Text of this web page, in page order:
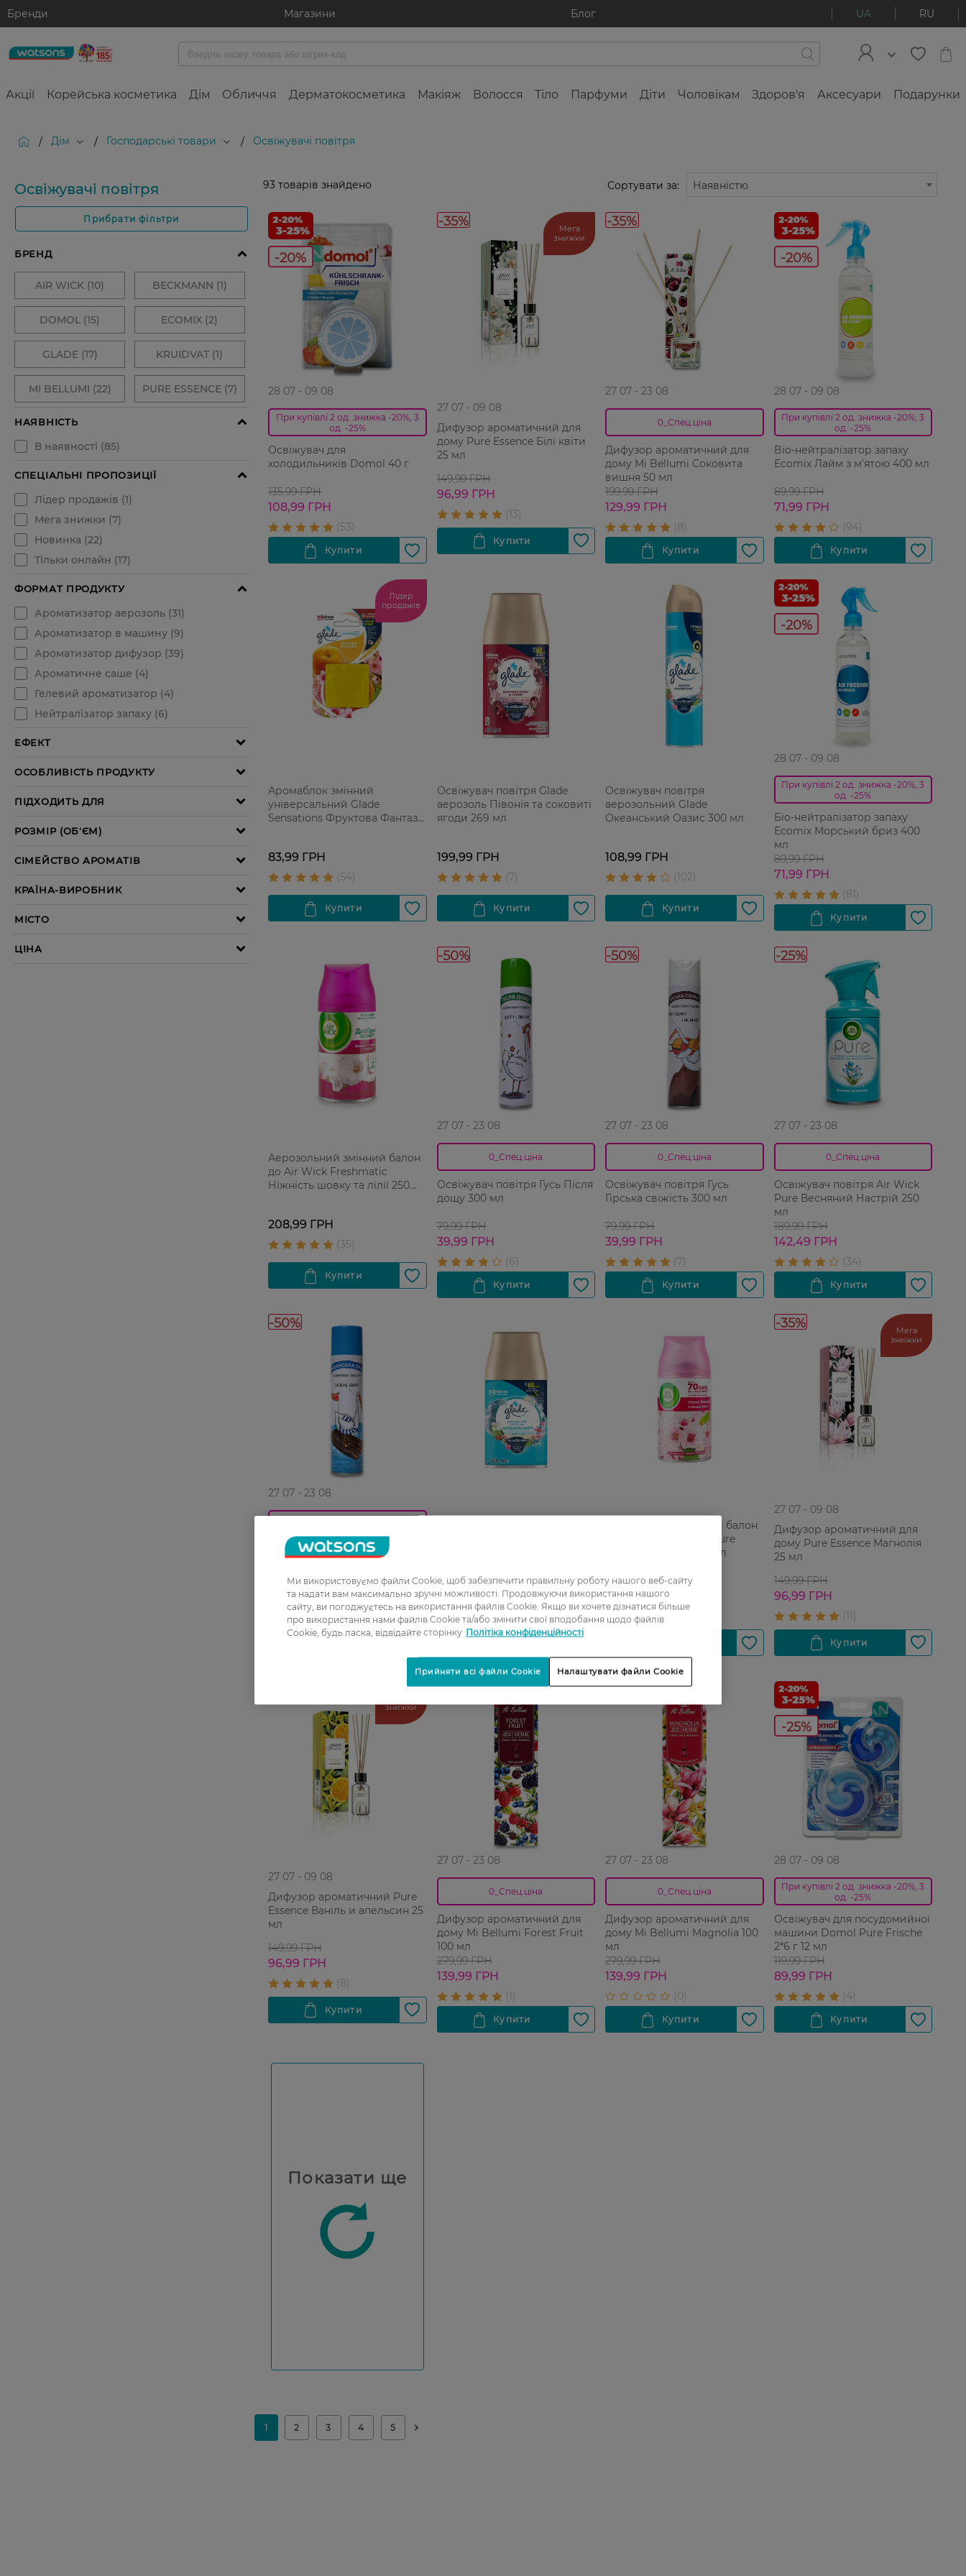
Бренди Магазини Блог UA RU
Акції Корейська косметика Дім Обличчя Дерматокосметика Макіяж Волосся Тіло Парфуми Діти Чоловікам Здоров'я Аксесуари Подарунки
/ Дім / Господарські товари / Освіжувачі повітря
Освіжувачі повітря
Прибрати фільтри
93 товарів знайдено Сортувати за: Наявністю
-20%
28 07 - 09 08
При купівлі 2 од. знижка -20%, 3
од. -25%
Освіжувач для
холодильників Domol 40 г
135,99 ГРН
108,99 ГРН
-35%
Мега
знижки
27 07 - 09 08
Дифузор ароматичний для
дому Pure Essence Білі квіти
25 мл
149,99 ГРН
96,99 ГРН
-35%
27 07 - 23 08
0_Спец.ціна
Дифузор ароматичний для
дому Mi Bellumi Соковита
вишня 50 мл
199,99 ГРН
129,99 ГРН
-20%
28 07 - 09 08
При купівлі 2 од. знижка -20%, 3
од. -25%
Bіо-нейтралізатор запаху
Ecomix Лайм з м’ятою 400 мл
89,99 ГРН
71,99 ГРН
Лідер
продажів
Аромаблок змінний
універсальний Glade
Sensations Фруктова Фантазія
83,99 ГРН
Освіжувач повітря Glade
аерозоль Півонія та соковиті
ягоди 269 мл
199,99 ГРН
Освіжувач повітря
аерозольний Glade
Океанський Оазис 300 мл
108,99 ГРН
-20%
28 07 - 09 08
При купівлі 2 од. знижка -20%, 3
од. -25%
Біо-нейтралізатор запаху
Ecomix Морський бриз 400
мл
89,99 ГРН
71,99 ГРН
Аерозольний змінний балон
до Air Wick Freshmatic
Ніжність шовку та лілії 250
208,99 ГРН
-50%
27 07 - 23 08
0_Спец.ціна
Освіжувач повітря Гусь Після
дощу 300 мл
79,99 ГРН
39,99 ГРН
-50%
27 07 - 23 08
0_Спец.ціна
Освіжувач повітря Гусь
Гірська свіжість 300 мл
79,99 ГРН
39,99 ГРН
-25%
27 07 - 23 08
0_Спец.ціна
Освіжувач повітря Air Wick
Pure Весняний Настрій 250
мл
189,99 ГРН
142,49 ГРН
-50%
27 07 - 23 08
Освіжувач повітря Гусь
79,99 ГРН
39,99 ГРН
199,99 ГРН
Аерозольний змінний балон
Air Wick Freshmatic Pure
Вишневий Цвіт 250 мл
208,99 ГРН
-35%
Мега
знижки
27 07 - 09 08
Дифузор ароматичний для
дому Pure Essence Магнолія
25 мл
149,99 ГРН
96,99 ГРН
знижки
27 07 - 09 08
Дифузор ароматичний Pure
Essence Ваніль и апельсин 25
мл
149,99 ГРН
96,99 ГРН
-50%
27 07 - 23 08
0_Спец.ціна
Дифузор ароматичний для
дому Mi Bellumi Forest Fruit
100 мл
279,99 ГРН
139,99 ГРН
-50%
27 07 - 23 08
0_Спец.ціна
Дифузор ароматичний для
дому Mi Bellumi Magnolia 100
мл
279,99 ГРН
139,99 ГРН
-25%
28 07 - 09 08
При купівлі 2 од. знижка -20%, 3
од. -25%
Освіжувач для посудомийної
машини Domol Pure Frische
2*6 г 12 мл
119,99 ГРН
89,99 ГРН
Показати ще
Ми використовуємо файли Cookie, щоб забезпечити правильну роботу нашого веб-сайту
та надати вам максимально зручні можливості. Продовжуючи використання нашого
сайту, ви погоджуєтесь на використання файлів Cookie. Якщо ви хочете дізнатися більше
про використання нами файлів Cookie та/або змінити свої вподобання щодо файлів
Cookie, будь ласка, відвідайте сторінку Політіка конфіденційності
Налаштувати файли Cookie
Прийняти всі файли Cookie